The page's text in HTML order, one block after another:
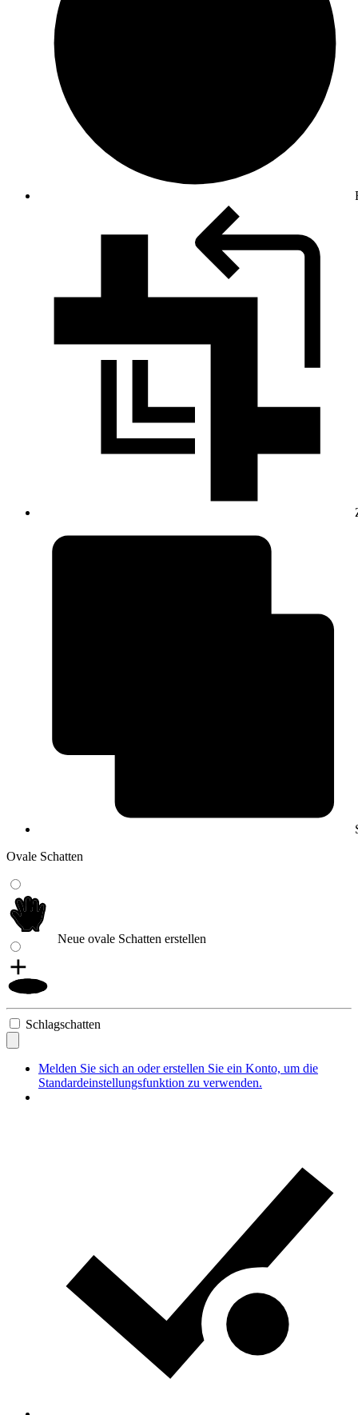
Ovale Schatten
Neue ovale Schatten erstellen
Schlagschatten
Melden Sie sich an oder erstellen Sie ein Konto, um die
Standardeinstellungsfunktion zu verwenden.